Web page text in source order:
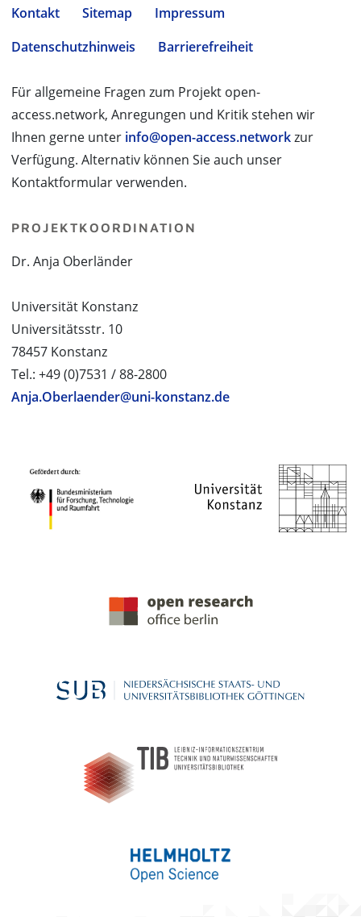
Kontakt Sitemap
Impressum
Datenschutzhinweis
Barrierefreiheit
Für allgemeine Fragen zum Projekt open-
access.network, Anregungen und Kritik stehen wir
Ihnen gerne unter info@open-access.networkzur
Verfügung. Alternativ können Sie auch unser
Kontaktformular verwenden.
PROJEKTKOORDINATION
Dr. Anja Oberländer
Universität Konstanz
Universitätsstr. 10
78457 Konstanz
Tel.: +49 (0)7531 / 88-2800
Anja.Oberlaender@uni-konstanz.de